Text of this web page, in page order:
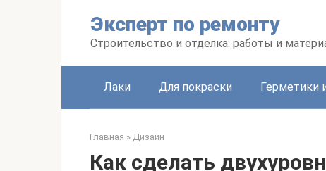
Эксперт по ремонту
Строительство и отделка: работы и
Лаки Для покраски Герметики
Главная » Дизайн
Как сделать